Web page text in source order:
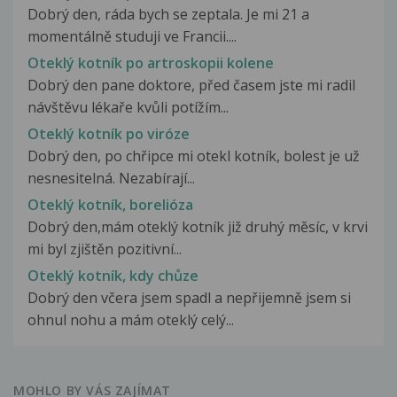
Dobrý den, ráda bych se zeptala. Je mi 21 a
momentálně studuji ve Francii....
Oteklý kotník po artroskopii kolene
Dobrý den pane doktore, před časem jste mi radil
návštěvu lékaře kvůli potížím...
Oteklý kotník po viróze
Dobrý den, po chřipce mi otekl kotník, bolest je už
nesnesitelná. Nezabírají...
Oteklý kotník, borelióza
Dobrý den,mám oteklý kotník již druhý měsíc, v krvi
mi byl zjištěn pozitivní...
Oteklý kotník, kdy chůze
Dobrý den včera jsem spadl a nepřijemně jsem si
ohnul nohu a mám oteklý celý...
MOHLO BY VÁS ZAJÍMAT